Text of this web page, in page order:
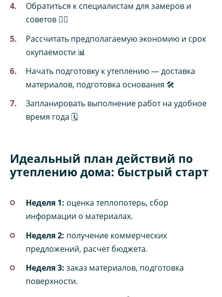
Обратиться к специалистам для замеров и
советов 👷‍♂️
Рассчитать предполагаемую экономию и срок
окупаемости 📊
Начать подготовку к утеплению — доставка
материалов, подготовка основания 🛠️
Запланировать выполнение работ на удобное
время года 🗓️
Идеальный план действий по
утеплению дома: быстрый старт
Неделя 1: оценка теплопотерь, сбор
информации о материалах.
Неделя 2: получение коммерческих
предложений, расчет бюджета.
Неделя 3: заказ материалов, подготовка
поверхности.